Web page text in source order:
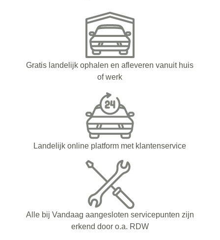
Gratis landelijk ophalen en afleveren vanuit huis
of werk
Landelijk online platform met klantenservice
Alle bij Vandaag aangesloten servicepunten zijn
erkend door o.a. RDW